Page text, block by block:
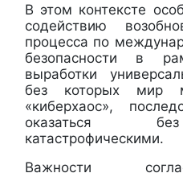
В этом контексте
содействию
процесса по
безопасности в
выработки
без которых мир
«киберхаос»,
оказаться
катастрофическими.
Важности